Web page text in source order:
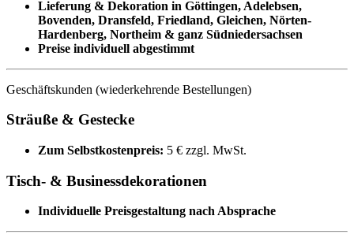
Lieferung & Dekoration in Göttingen, Adelebsen,
Bovenden, Dransfeld, Friedland, Gleichen, Nörten-
Hardenberg, Northeim & ganz Südniedersachsen
Preise individuell abgestimmt
Geschäftskunden (wiederkehrende Bestellungen)
Sträuße & Gestecke
Zum Selbstkostenpreis: 5 € zzgl. MwSt.
Tisch- & Businessdekorationen
Individuelle Preisgestaltung nach Absprache